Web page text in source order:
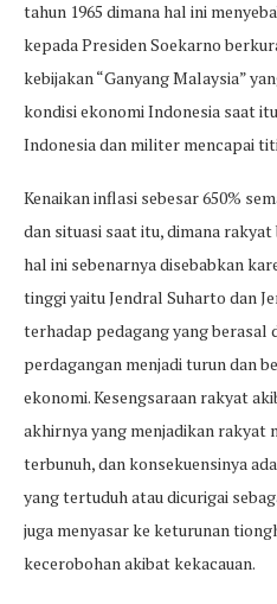
tahun 1965 dimana hal ini
kepada Presiden Soekarno
kebijakan “Ganyang Malaysia”
kondisi ekonomi Indonesia saat
Indonesia dan militer mencapai
Kenaikan inflasi sebesar 650%
dan situasi saat itu, dimana
hal ini sebenarnya disebabkan
tinggi yaitu Jendral Suharto dan
terhadap pedagang yang berasal
perdagangan menjadi turun dan
ekonomi. Kesengsaraan rakyat
akhirnya yang menjadikan rakyat
terbunuh, dan konsekuensinya
yang tertuduh atau dicurigai
juga menyasar ke keturunan
kecerobohan akibat kekacauan.